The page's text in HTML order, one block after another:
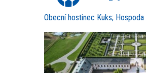
Obecní hostinec Kuks;